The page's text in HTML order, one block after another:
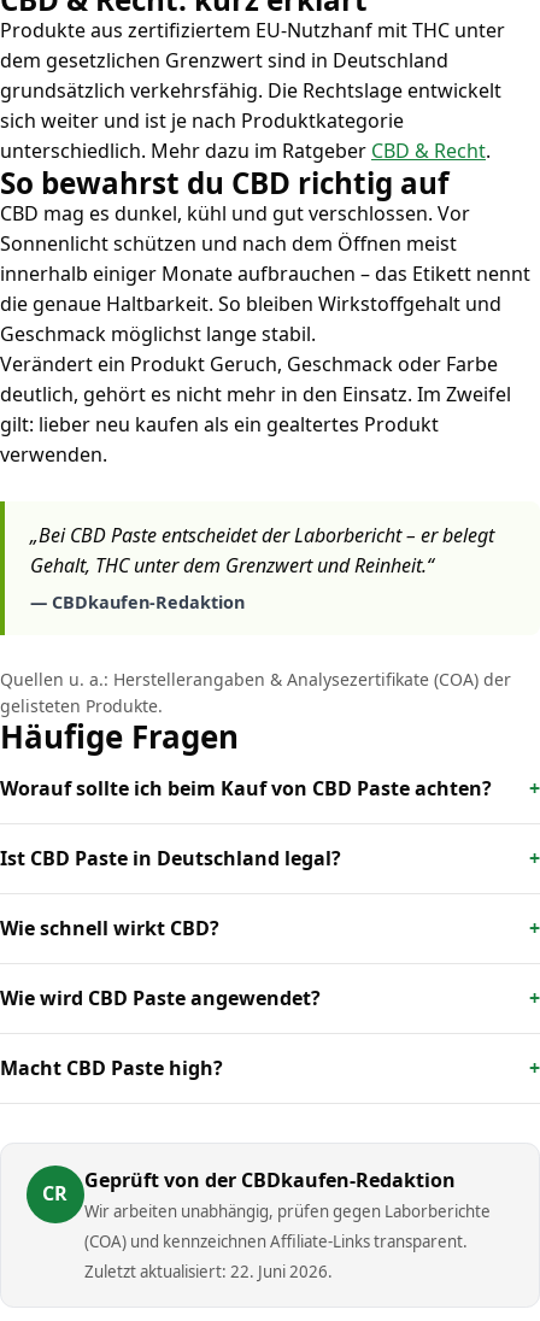
Produkte aus zertifiziertem EU-Nutzhanf mit THC unter
dem gesetzlichen Grenzwert sind in Deutschland
grundsätzlich verkehrsfähig. Die Rechtslage entwickelt
sich weiter und ist je nach Produktkategorie
unterschiedlich. Mehr dazu im Ratgeber CBD & Recht.
So bewahrst du CBD richtig auf
CBD mag es dunkel, kühl und gut verschlossen. Vor
Sonnenlicht schützen und nach dem Öffnen meist
innerhalb einiger Monate aufbrauchen – das Etikett nennt
die genaue Haltbarkeit. So bleiben Wirkstoffgehalt und
Geschmack möglichst lange stabil.
Verändert ein Produkt Geruch, Geschmack oder Farbe
deutlich, gehört es nicht mehr in den Einsatz. Im Zweifel
gilt: lieber neu kaufen als ein gealtertes Produkt
verwenden.
„Bei CBD Paste entscheidet der Laborbericht – er belegt
Gehalt, THC unter dem Grenzwert und Reinheit.“
— CBDkaufen-Redaktion
Quellen u. a.: Herstellerangaben & Analysezertifikate (COA) der
gelisteten Produkte.
Häufige Fragen
Worauf sollte ich beim Kauf von CBD Paste achten?
Ist CBD Paste in Deutschland legal?
Wie schnell wirkt CBD?
Wie wird CBD Paste angewendet?
Macht CBD Paste high?
CR
Geprüft von der CBDkaufen-Redaktion
Wir arbeiten unabhängig, prüfen gegen Laborberichte
(COA) und kennzeichnen Affiliate-Links transparent.
Zuletzt aktualisiert: 22. Juni 2026.